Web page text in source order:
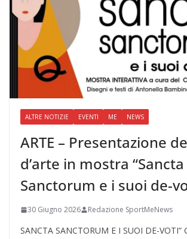
ALTRE NOTIZIE EVENTI ME NEWS
ARTE – Presentazione
d’arte in mostra “Sancta
Sanctorum e i suoi de-
30 Giugno 2026 Redazione SportMeNews
SANCTA SANCTORUM E I SUOI DE-VOTI”